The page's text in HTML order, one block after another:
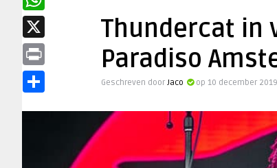
Thundercat in
Paradiso
Geschreven door Jaco op 10 december
Link
WhatsApp
X
Print